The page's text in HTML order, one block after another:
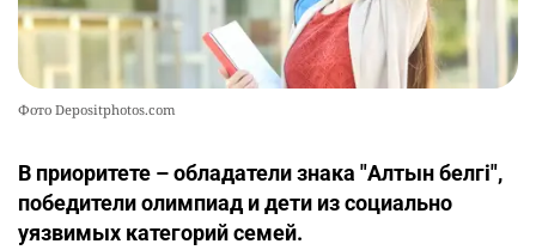
В приоритете – обладатели знака "Алтын белгі",
победители олимпиад и дети из социально